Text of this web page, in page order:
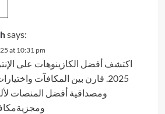
says:
at 10:31 pm
اكتشف أفضل الكازينوهات على
2025. قارن بين المكافآت
ومصداقية أفضل المنصات
ومجزية